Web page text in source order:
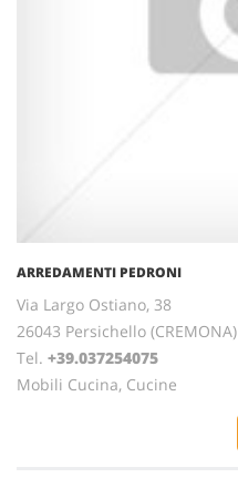
ARREDAMENTI PEDRONI
Via Largo Ostiano, 38
26043 Persichello
Tel. +39.037254075
Mobili Cucina, Cucine